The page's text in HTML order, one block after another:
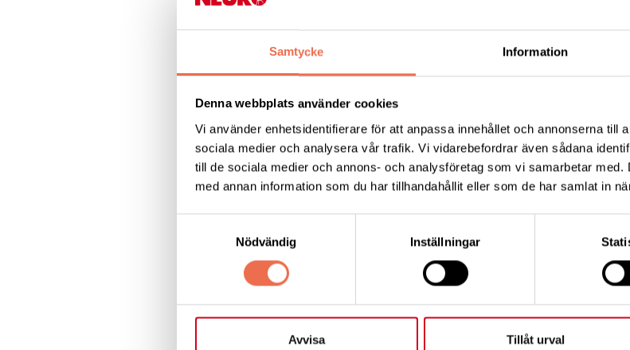
Samtycke Information
Denna webbplats använder cookies
Vi använder enhetsidentifierare för att anpassa innehållet och annonserna till
sociala medier och analysera vår trafik. Vi vidarebefordrar även sådana
till de sociala medier och annons- och analysföretag som vi samarbetar
med annan information som du har tillhandahållit eller som de har samlat in
Nödvändig
Inställningar
Avvisa Tillåt urval
på. Hela lokalen är handikappanpassad.
Bowlingen börjar klockan 12.00. Samling 11.45 för att prova
brunchen.
Vi hoppas att vi ses!
När: Lördag 31 januari, klockan 11.45–14.30
Var: Knock ’em Down, Västra Esplanaden 5.
Kostnad: 50 kronor för medlem, 100 kronor icke medlem.
Tänk på: Bowlingen startar 12.00 men vi samlas en kvart